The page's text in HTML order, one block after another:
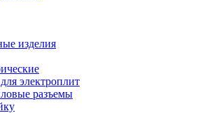
изделия
электроплит
разъемы